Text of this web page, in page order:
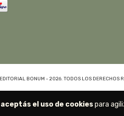
aceptás el uso de cookiespara
BONUM - 2026. TODOS LOS DERECHOS